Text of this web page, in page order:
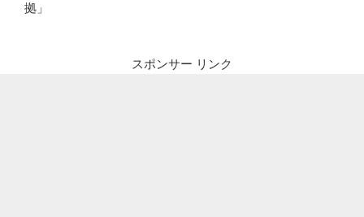
拠」
スポンサー リンク